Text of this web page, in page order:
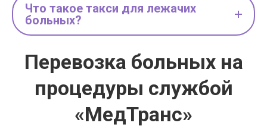
Что такое такси для лежачих
больных?
Перевозка больных на
процедуры службой
«МедТранс»